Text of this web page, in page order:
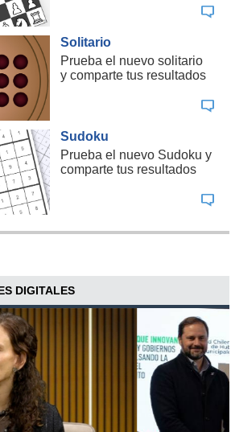
Solitario
Prueba el nuevo solitario
y comparte tus resultados
Sudoku
Prueba el nuevo Sudoku y
comparte tus resultados
DIGITALES